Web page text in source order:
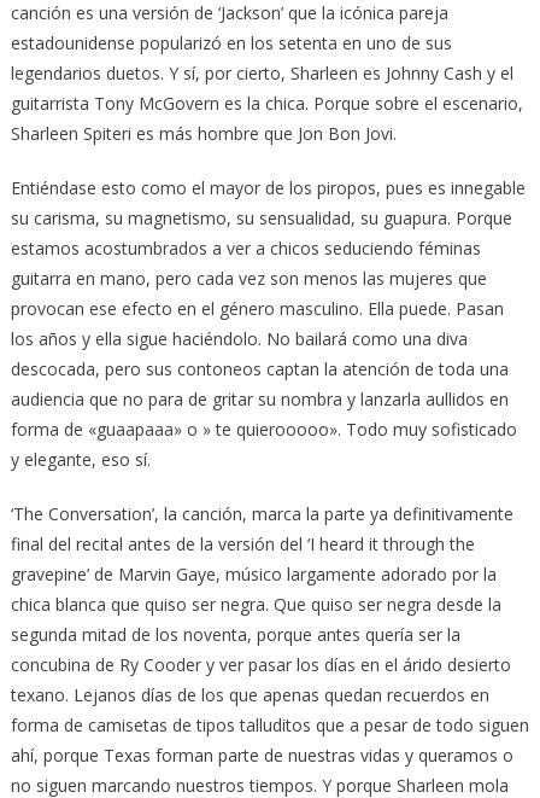
canción es una versión de ‘Jackson’ que la icónica pareja
estadounidense popularizó en los setenta en uno de sus
legendarios duetos. Y sí, por cierto, Sharleen es Johnny Cash y el
guitarrista Tony McGovern es la chica. Porque sobre el escenario,
Sharleen Spiteri es más hombre que Jon Bon Jovi.
Entiéndase esto como el mayor de los piropos, pues es innegable
su carisma, su magnetismo, su sensualidad, su guapura. Porque
estamos acostumbrados a ver a chicos seduciendo féminas
guitarra en mano, pero cada vez son menos las mujeres que
provocan ese efecto en el género masculino. Ella puede. Pasan
los años y ella sigue haciéndolo. No bailará como una diva
descocada, pero sus contoneos captan la atención de toda una
audiencia que no para de gritar su nombra y lanzarla aullidos en
forma de «guaapaaa» o » te quierooooo». Todo muy sofisticado
y elegante, eso sí.
‘The Conversation’, la canción, marca la parte ya definitivamente
final del recital antes de la versión del ‘I heard it through the
gravepine’ de Marvin Gaye, músico largamente adorado por la
chica blanca que quiso ser negra. Que quiso ser negra desde la
segunda mitad de los noventa, porque antes quería ser la
concubina de Ry Cooder y ver pasar los días en el árido desierto
texano. Lejanos días de los que apenas quedan recuerdos en
forma de camisetas de tipos talluditos que a pesar de todo siguen
ahí, porque Texas forman parte de nuestras vidas y queramos o
no siguen marcando nuestros tiempos. Y porque Sharleen mola